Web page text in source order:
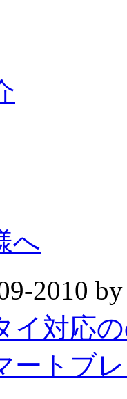
へ
2010
イ対応
ートブ